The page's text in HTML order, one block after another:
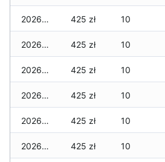
2026-06-18 425 zł 10
2026-06-17 425 zł 10
2026-06-16 425 zł 10
2026-06-15 425 zł 10
2026-06-14 425 zł 10
2026-06-13 425 zł 10